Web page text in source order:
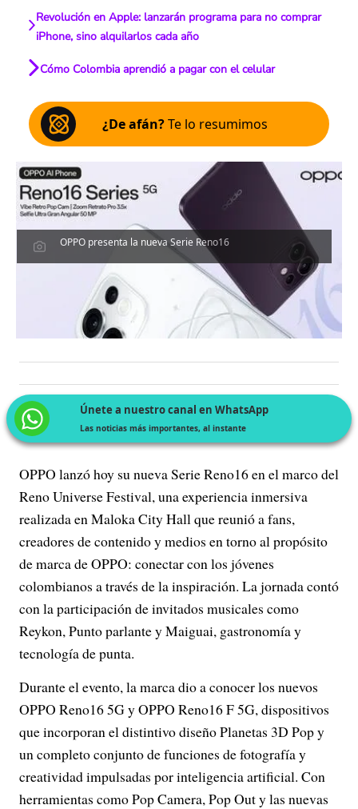
Revolución en Apple: lanzarán programa para no comprar
iPhone, sino alquilarlos cada año
Cómo Colombia aprendió a pagar con el celular
¿De afán?Te lo resumimos
OPPO presenta la nueva Serie Reno16
Únete a nuestro canal en WhatsApp
Las noticias más importantes, al instante
OPPO lanzó hoy su nueva Serie Reno16 en el marco del
Reno Universe Festival, una experiencia inmersiva
realizada en Maloka City Hall que reunió a fans,
creadores de contenido y medios en torno al propósito
de marca de OPPO: conectar con los jóvenes
colombianos a través de la inspiración. La jornada contó
con la participación de invitados musicales como
Reykon, Punto parlante y Maiguai, gastronomía y
tecnología de punta.
Durante el evento, la marca dio a conocer los nuevos
OPPO Reno16 5G y OPPO Reno16 F 5G, dispositivos
que incorporan el distintivo diseño Planetas 3D Pop y
un completo conjunto de funciones de fotografía y
creatividad impulsadas por inteligencia artificial. Con
herramientas como Pop Camera, Pop Out y las nuevas